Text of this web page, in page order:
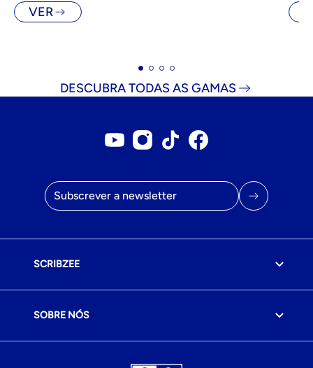
VER
DESCUBRA TODAS AS GAMAS
Endereço de correio eletrónico
SCRIBZEE
SOBRE NÓS